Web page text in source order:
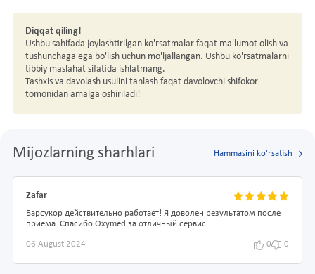
Diqqat qiling!
Ushbu sahifada joylashtirilgan ko'rsatmalar faqat ma'lumot olish va
tushunchaga ega bo'lish uchun mo'ljallangan. Ushbu ko'rsatmalarni
tibbiy maslahat sifatida ishlatmang.
Tashxis va davolash usulini tanlash faqat davolovchi shifokor
tomonidan amalga oshiriladi!
Mijozlarning sharhlari Hammasini ko'rsatish
Zafar
Барсукор действительно работает! Я доволен результатом после
приема. Спасибо Oxymed за отличный сервис.
06 August 2024 0 0